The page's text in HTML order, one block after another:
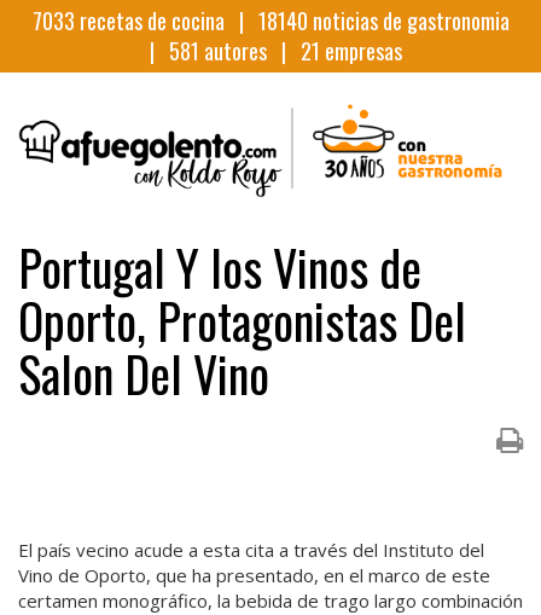
7033 recetas de cocina | 18140 noticias de gastronomia
| 581 autores | 21 empresas
Portugal Y los Vinos de
Oporto, Protagonistas Del
Salon Del Vino
El país vecino acude a esta cita a través del Instituto del
Vino de Oporto, que ha presentado, en el marco de este
certamen monográfico, la bebida de trago largo combinación